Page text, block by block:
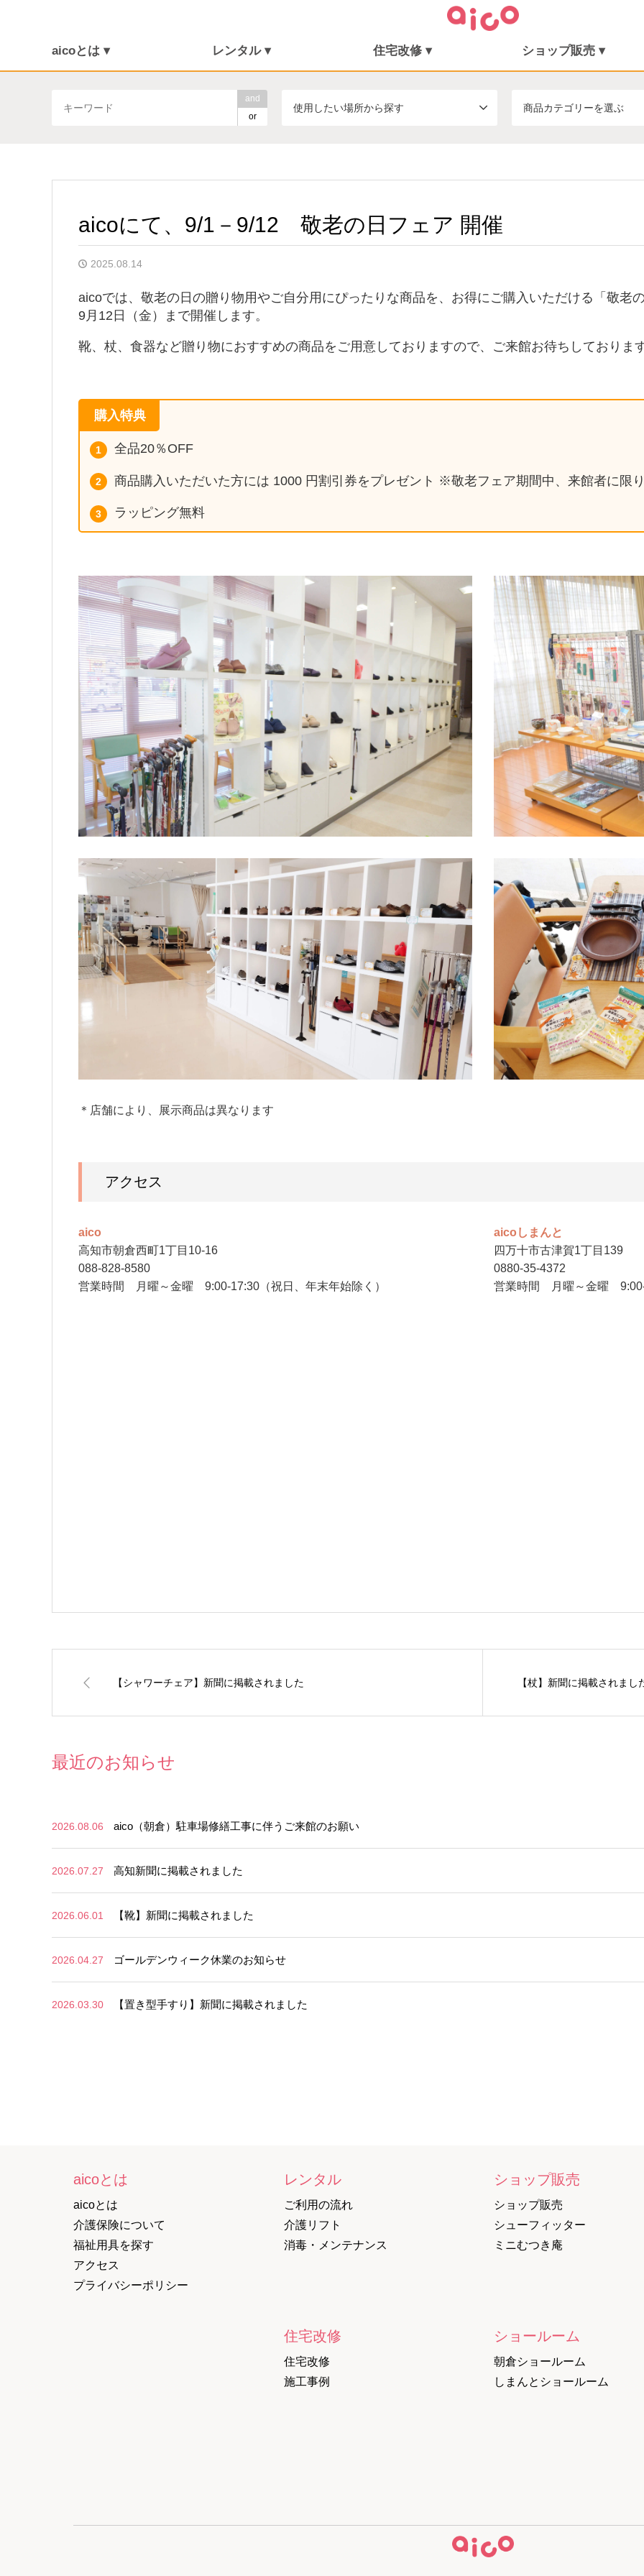
aicoとは ▾ レンタル ▾ 住宅改修 ▾ ショップ販売 ▾
and
or
使用したい場所から探す 商品カテゴリーを選ぶ
aicoにて、9/1－9/12 敬老の日フェア 開催
2025.08.14
aicoでは、敬老の日の贈り物用やご自分用にぴったりな商品を、お得にご購入いただける「敬老
9月12日（金）まで開催します。
靴、杖、食器など贈り物におすすめの商品をご用意しておりますので、ご来館お待ちしておりま
購入特典
全品20％OFF
商品購入いただいた方には 1000 円割引券をプレゼント ※敬老フェア期間中、来館者に限
ラッピング無料
＊店舗により、展示商品は異なります
アクセス
aico
高知市朝倉西町1丁目10-16
088-828-8580
営業時間 月曜～金曜 9:00-17:30（祝日、年末年始除く）
aicoしまんと
四万十市古津賀1丁目139
0880-35-4372
営業時間 月曜～金曜 9:00-
【シャワーチェア】新聞に掲載されました 【杖】新聞に掲載されまし
最近のお知らせ
2026.08.06 aico（朝倉）駐車場修繕工事に伴うご来館のお願い
2026.07.27 高知新聞に掲載されました
2026.06.01 【靴】新聞に掲載されました
2026.04.27 ゴールデンウィーク休業のお知らせ
2026.03.30 【置き型手すり】新聞に掲載されました
aicoとは
aicoとは
介護保険について
福祉用具を探す
アクセス
プライバシーポリシー
レンタル
ご利用の流れ
介護リフト
消毒・メンテナンス
住宅改修
住宅改修
施工事例
ショップ販売
ショップ販売
シューフィッター
ミニむつき庵
ショールーム
朝倉ショールーム
しまんとショールーム